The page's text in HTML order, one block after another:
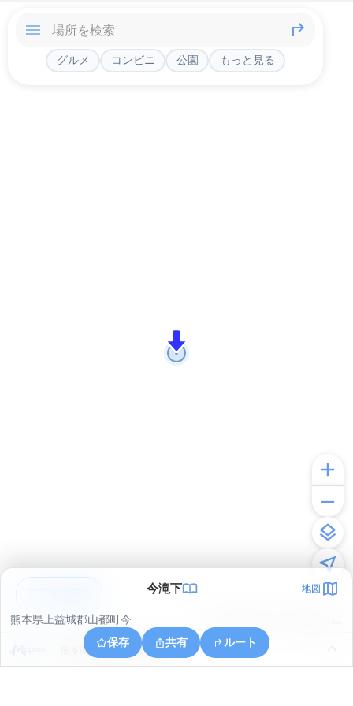
グルメ コンビニ 公園 もっと見る
今滝下 地図
熊本県上益城郡山都町今
保存
共有 ルート
熊本県上益城郡山都町米迫